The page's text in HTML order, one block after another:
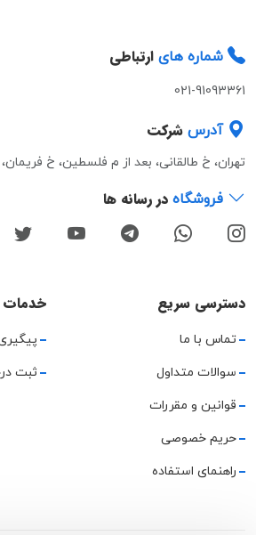
شماره های ارتباطی
021-91093361
آدرس شرکت
تهران، خ طالقانی، بعد از م فلسطین، خ فریمان، ک
فروشگاه در رسانه ها
دسترسی سریع
تماس با ما
سوالات متداول
قوانین و مقررات
حریم خصوصی
راهنمای استفاده
خدمات
ثبت